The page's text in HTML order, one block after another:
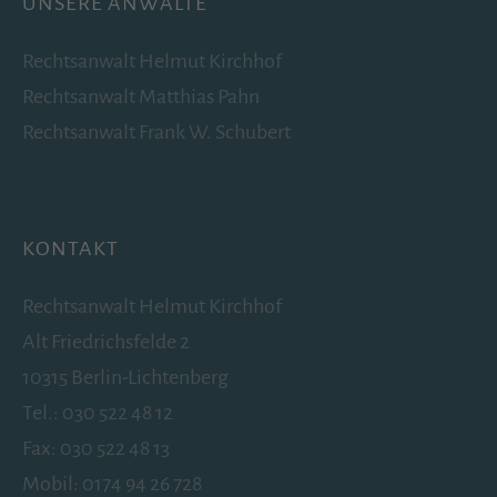
Rechtsanwalt Helmut Kirchhof
Rechtsanwalt Matthias Pahn
Rechtsanwalt Frank W. Schubert
KONTAKT
Rechtsanwalt Helmut Kirchhof
Alt Friedrichsfelde 2
10315 Berlin-Lichtenberg
Tel.: 030 522 48 12
Fax: 030 522 48 13
Mobil: 0174 94 26 728
ID. Anhand der ID können Seitenaufrufe einem
Laufzeit: 2 Jahre
Anbieter: Google
Datenschutzerklärung
Anbieter: Google
Datenschutzerklärung
_gid(Google Tag Manager)
Speichert für jeden Besucher der Website eine anonyme
Besucher zugeordnet werden.
Laufzeit: 1 Tag